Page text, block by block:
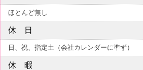
ほとんど無し
休 日
日、祝、指定土（会社カレンダーに準ず）
休 暇